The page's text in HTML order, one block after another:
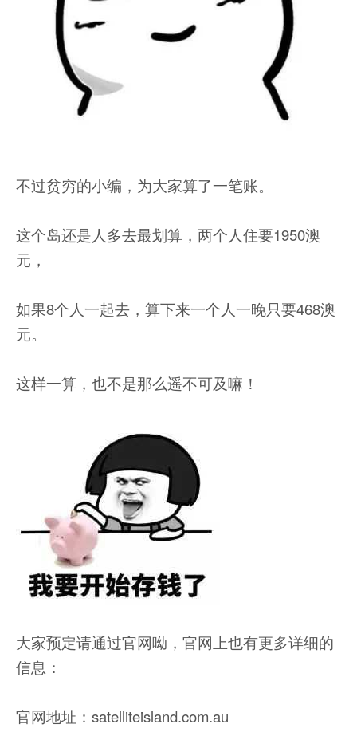
不过贫穷的小编，为大家算了一笔账。
这个岛还是人多去最划算，两个人住要1950澳
元，
如果8个人一起去，算下来一个人一晚只要468澳
元。
这样一算，也不是那么遥不可及嘛！
大家预定请通过官网呦，官网上也有更多详细的
信息：
官网地址：satelliteisland.com.au